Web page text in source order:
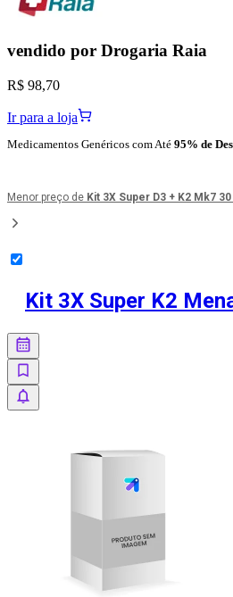
vendido por Drogaria Raia
R$ 98,70
Ir para a loja
Medicamentos Genéricos com Até 95% de
Menor preço de Kit 3X Super D3 + K2 Mk7
Kit 3X Super K2